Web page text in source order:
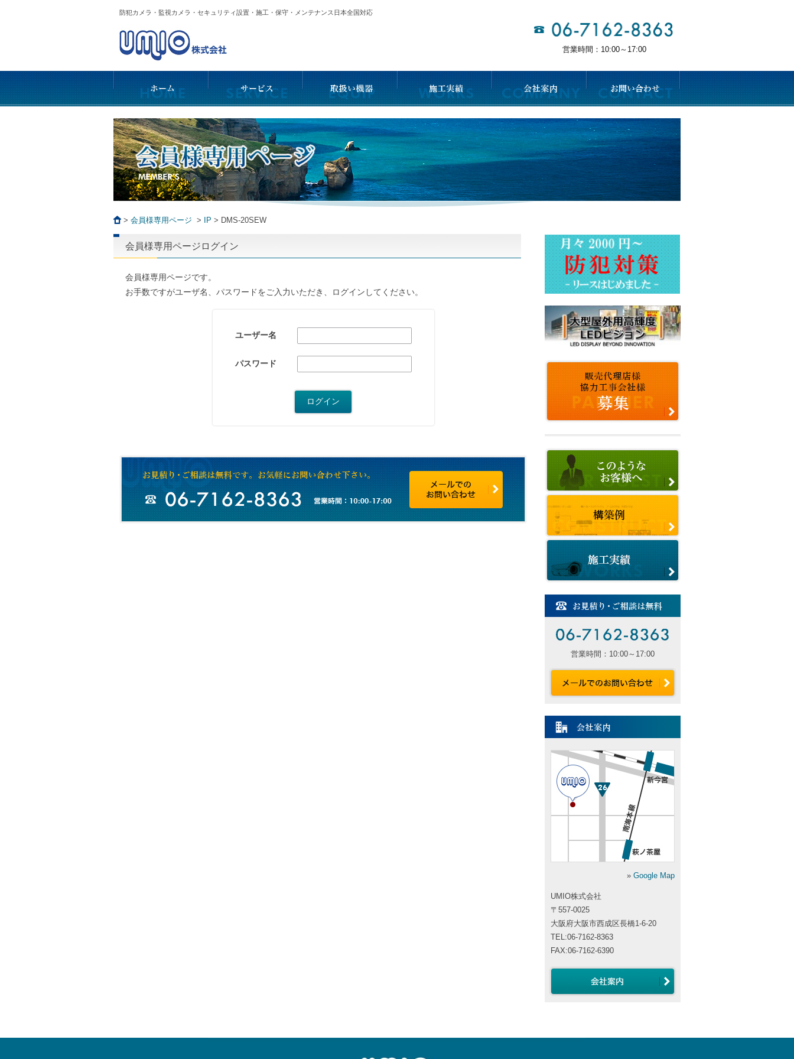
防犯カメラ・監視カメラ・セキュリティ設置・施工・保守・メンテナンス日本全国対応
営業時間：10:00～17:00
> 会員様専用ページ > IP > DMS-20SEW
会員様専用ページログイン
会員様専用ページです。
お手数ですがユーザ名、パスワードをご入力いただき、ログインしてください。
ユーザー名
パスワード
営業時間：10:00～17:00
» Google Map
UMIO株式会社
〒557-0025
大阪府大阪市西成区長橋1-6-20
TEL:06-7162-8363
FAX:06-7162-6390